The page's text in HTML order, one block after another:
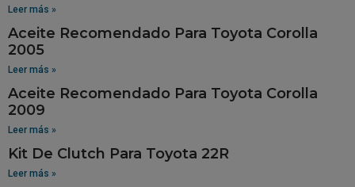
Leer más »
Aceite Recomendado Para Toyota Corolla
2005
Leer más »
Aceite Recomendado Para Toyota Corolla
2009
Leer más »
Kit De Clutch Para Toyota 22R
Leer más »